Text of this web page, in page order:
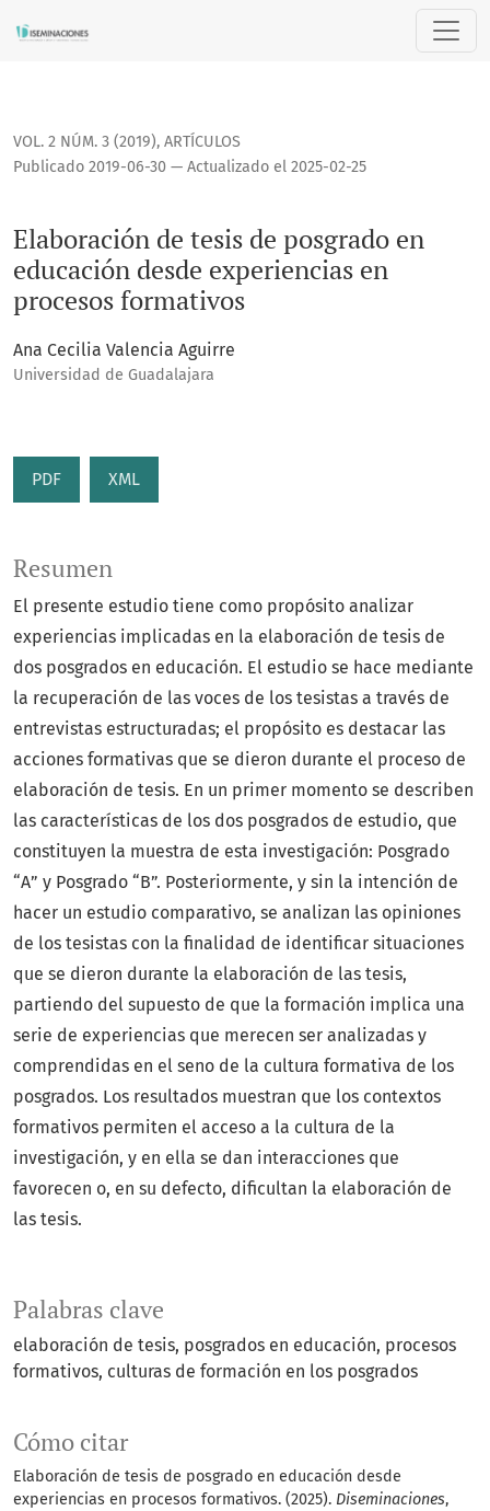
Elaboración de tesis de posgrado en educación desde
VOL. 2 NÚM. 3 (2019), ARTÍCULOS
Elaboración de tesis de posgrado en
educación desde experiencias en
procesos formativos
Publicado 2019-06-30 — Actualizado el 2025-02-25
Ana Cecilia Valencia Aguirre
Universidad de Guadalajara
PDF XML
Palabras clave
elaboración de tesis posgrados en educación procesos
formativos culturas de formación en los posgrados
Cómo citar
Elaboración de tesis de posgrado en educación desde
experiencias en procesos formativos. (2025). Diseminaciones,
Resumen
El presente estudio tiene como propósito analizar
experiencias implicadas en la elaboración de tesis de
dos posgrados en educación. El estudio se hace mediante
la recuperación de las voces de los tesistas a través de
entrevistas estructuradas; el propósito es destacar las
acciones formativas que se dieron durante el proceso de
elaboración de tesis. En un primer momento se describen
las características de los dos posgrados de estudio, que
constituyen la muestra de esta investigación: Posgrado
“A” y Posgrado “B”. Posteriormente, y sin la intención de
hacer un estudio comparativo, se analizan las opiniones
de los tesistas con la finalidad de identificar situaciones
que se dieron durante la elaboración de las tesis,
partiendo del supuesto de que la formación implica una
serie de experiencias que merecen ser analizadas y
comprendidas en el seno de la cultura formativa de los
posgrados. Los resultados muestran que los contextos
formativos permiten el acceso a la cultura de la
investigación, y en ella se dan interacciones que
favorecen o, en su defecto, dificultan la elaboración de
las tesis.